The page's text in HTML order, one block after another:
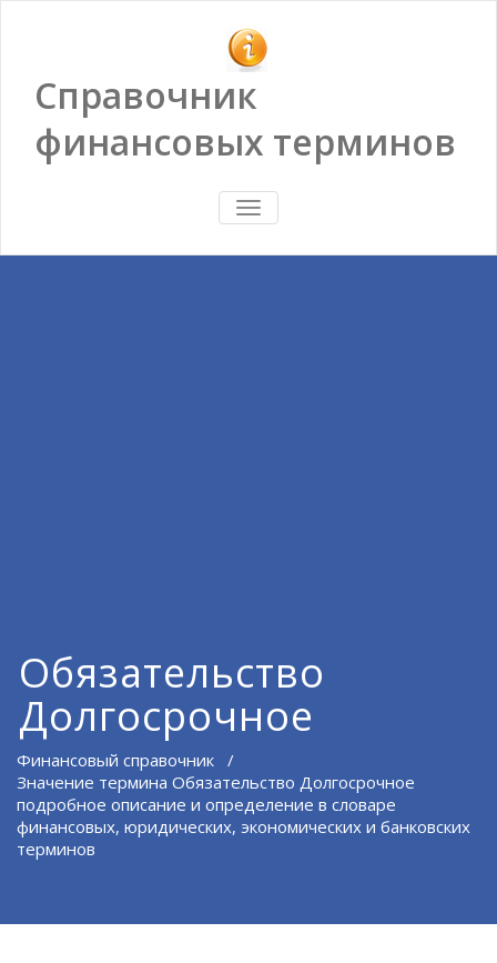
Справочник
финансовых терминов
ПОКАЗАТЬ/
СКРЫТЬ
Обязательство
Долгосрочное
Финансовый справочник /
Значение термина Обязательство Долгосрочное
подробное описание и определение в словаре
финансовых, юридических, экономических и банковских
терминов